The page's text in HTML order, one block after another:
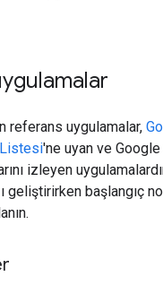
referans uygulamalar,
Listesi'ne uyan ve
izleyen
geliştirirken başlangıç